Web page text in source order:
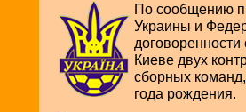
По сообщению
Украины и
Киеве двух
сборных
года рождения.